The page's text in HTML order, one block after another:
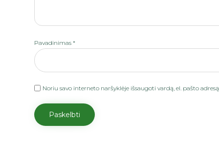
Pavadinimas *
Noriu savo interneto naršyklėje išsaugoti vardą, el. pašto